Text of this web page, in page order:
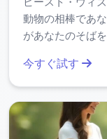
YouTube
モン）
ファンタジ
動物の相棒であ
があなたのそば
は不要です。
今すぐ試す